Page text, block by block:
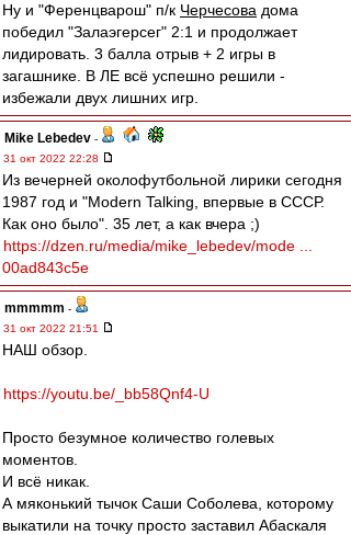
Ну и "Ференцварош" п/к Черчесова дома
победил "Залаэгерсег" 2:1 и продолжает
лидировать. 3 балла отрыв + 2 игры в
загашнике. В ЛЕ всё успешно решили -
избежали двух лишних игр.
Mike Lebedev -
31 окт 2022 22:28
Из вечерней околофутбольной лирики сегодня
1987 год и "Modern Talking, впервые в СССР.
Как оно было". 35 лет, а как вчера ;)
https://dzen.ru/media/mike_lebedev/mode ...
00ad843c5e
mmmmm -
31 окт 2022 21:51
НАШ обзор.
https://youtu.be/_bb58Qnf4-U
Просто безумное количество голевых
моментов.
И всё никак.
А мяконький тычок Саши Соболева, которому
выкатили на точку просто заставил Абаскаля